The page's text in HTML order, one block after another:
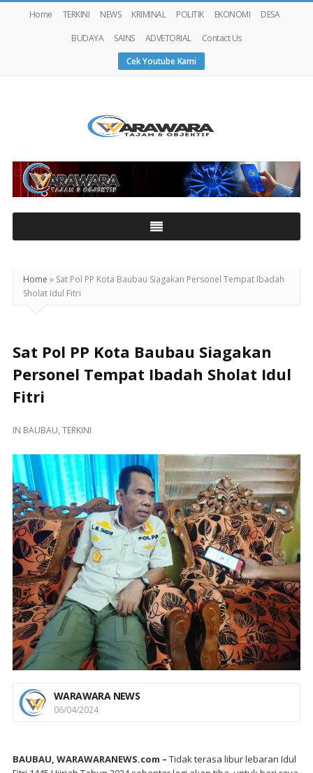
Home TERKINI NEWS KRIMINAL POLITIK EKONOMI
DESA
BUDAYA
SAINS ADVETORIAL
Contact Us
Cek Youtube Kami
Home » Sat Pol PP Kota Baubau Siagakan Personel Tempat Ibadah
Sholat Idul Fitri
Sat Pol PP Kota Baubau Siagakan
Personel Tempat Ibadah Sholat Idul
Fitri
IN BAUBAU, TERKINI
WARAWARA NEWS
06/04/2024
BAUBAU, WARAWARANEWS.com – Tidak terasa libur lebaran Idul